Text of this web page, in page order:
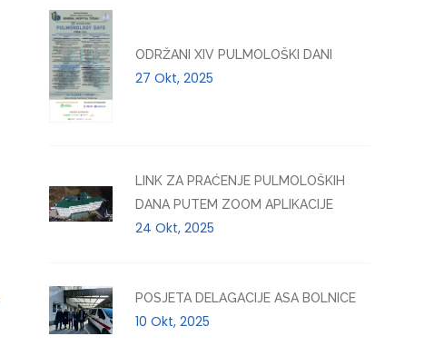
ODRŽANI XIV PULMOLOŠKI DANI
27 Okt, 2025
LINK ZA PRAĆENJE PULMOLOŠKIH
DANA PUTEM ZOOM APLIKACIJE
24 Okt, 2025
POSJETA DELAGACIJE ASA BOLNICE
10 Okt, 2025